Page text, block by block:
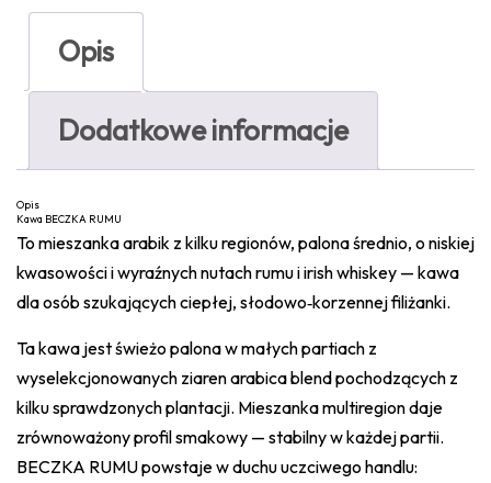
Opis
Dodatkowe informacje
Opis
Kawa BECZKA RUMU
To mieszanka arabik z kilku regionów, palona średnio, o niskiej
kwasowości i wyraźnych nutach rumu i irish whiskey — kawa
dla osób szukających ciepłej, słodowo‑korzennej filiżanki.
Ta kawa jest świeżo palona w małych partiach z
wyselekcjonowanych ziaren arabica blend pochodzących z
kilku sprawdzonych plantacji. Mieszanka multiregion daje
zrównoważony profil smakowy — stabilny w każdej partii.
BECZKA RUMU powstaje w duchu uczciwego handlu: